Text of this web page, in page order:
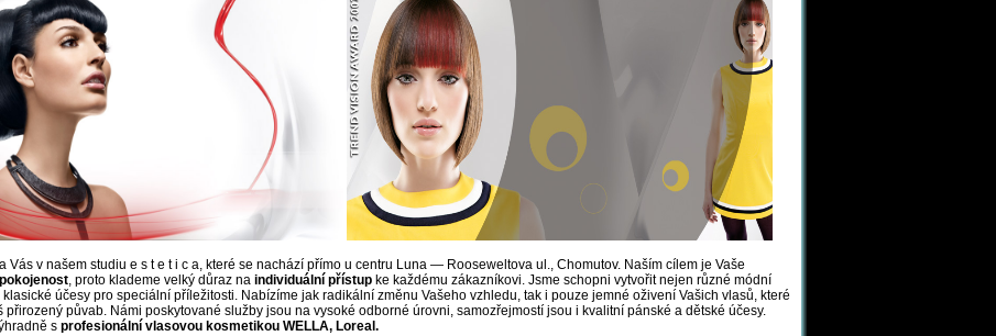
Vás v našem studiu e s t e t i c a, které se nachází přímo u centru Luna — Rooseweltova ul., Chomutov. Naším cílem je Vaše
, proto klademe velký důraz na individuální přístup ke každému zákazníkovi. Jsme schopni vytvořit nejen různé módní
klasické účesy pro speciální příležitosti. Nabízíme jak radikální změnu Vašeho vzhledu, tak i pouze jemné oživení Vašich vlasů, které
přirozený půvab. Námi poskytované služby jsou na vysoké odborné úrovni, samozřejmostí jsou i kvalitní pánské a dětské účesy.
s profesionální vlasovou kosmetikou WELLA, Loreal.